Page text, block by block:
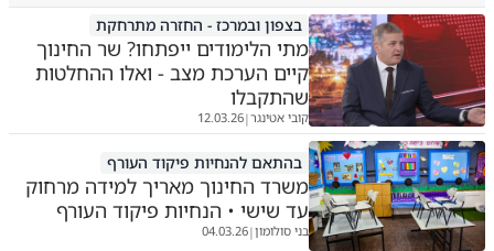
בצפון ובמרכז - החזרה מתרחקת
מתי הלימודים ייפתחו? שר החינוך
קיים הערכת מצב - ואלו ההחלטות
שהתקבלו
קובי אטינגר|
12.03.26
בהתאם להנחיות פיקוד העורף
משרד החינוך מאריך למידה מרחוק
עד שישי • הנחיות פיקוד העורף
בני סולומון|
04.03.26